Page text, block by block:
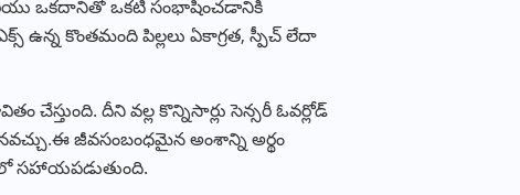
ఒకదానితో ఒకటి సంభాషించడానికి
ఉన్న కొంతమంది పిల్లలు ఏకాగ్రత, స్పీచ్ లేదా
చేస్తుంది. దీని వల్ల కొన్నిసార్లు సెన్సరీ ఓవర్లోడ్
జీవసంబంధమైన అంశాన్ని అర్థం
సహాయపడుతుంది.